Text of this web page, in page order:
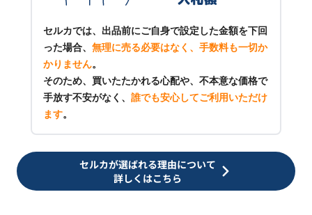
セルカでは、出品前にご自身で設定した金額を下回
った場合、 無理に売る必要はなく、手数料も一切か
かりません。
そのため、買いたたかれる心配や、不本意な価格で
手放す不安がなく、 誰でも安心してご利用いただけ
ます。
セルカが選ばれる理由について
詳しくはこちら